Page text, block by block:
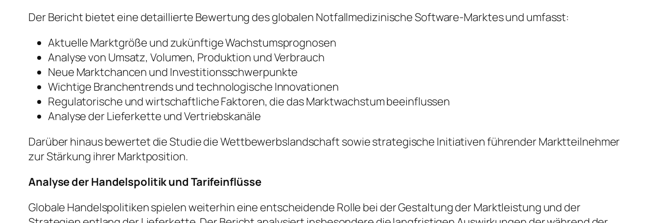
Der Bericht bietet eine detaillierte Bewertung des globalen Notfallmedizinische Software-Marktes und umfasst:
Aktuelle Marktgröße und zukünftige Wachstumsprognosen
Analyse von Umsatz, Volumen, Produktion und Verbrauch
Neue Marktchancen und Investitionsschwerpunkte
Wichtige Branchentrends und technologische Innovationen
Regulatorische und wirtschaftliche Faktoren, die das Marktwachstum beeinflussen
Analyse der Lieferkette und Vertriebskanäle
Darüber hinaus bewertet die Studie die Wettbewerbslandschaft sowie strategische Initiativen führender Marktteilnehmer
zur Stärkung ihrer Marktposition.
Analyse der Handelspolitik und Tarifeinflüsse
Globale Handelspolitiken spielen weiterhin eine entscheidende Rolle bei der Gestaltung der Marktleistung und der